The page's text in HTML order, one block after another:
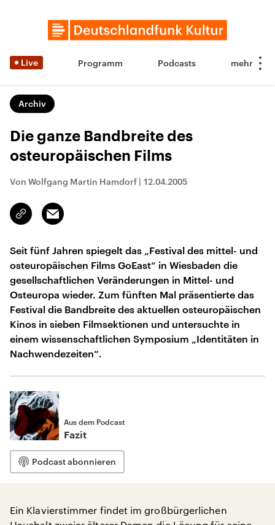
Live Programm Podcasts
Archiv
Die ganze Bandbreite des
osteuropäischen Films
Von Wolfgang Martin Hamdorf | 12.04.2005
Link
kopieren/teilen
Email
Seit fünf Jahren spiegelt das „Festival des mittel- und
osteuropäischen Films GoEast“ in Wiesbaden die
gesellschaftlichen Veränderungen in Mittel- und
Osteuropa wieder. Zum fünften Mal präsentierte das
Festival die Bandbreite des aktuellen osteuropäischen
Kinos in sieben Filmsektionen und untersuchte in
einem wissenschaftlichen Symposium „Identitäten in
Nachwendezeiten“.
Aus dem Podcast
Fazit
Podcast abonnieren
Ein Klavierstimmer findet im großbürgerlichen